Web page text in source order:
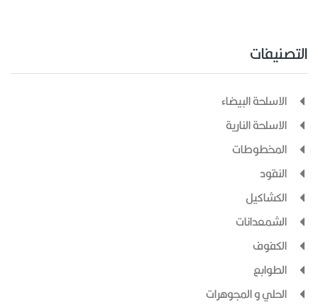
التصنيفات
الاسلحة البيضاء
الاسلحة النارية
المخطوطات
النقود
الكشاكيل
الشمعدانات
الكفوف
الطوابع
الحلي و المجوهرات